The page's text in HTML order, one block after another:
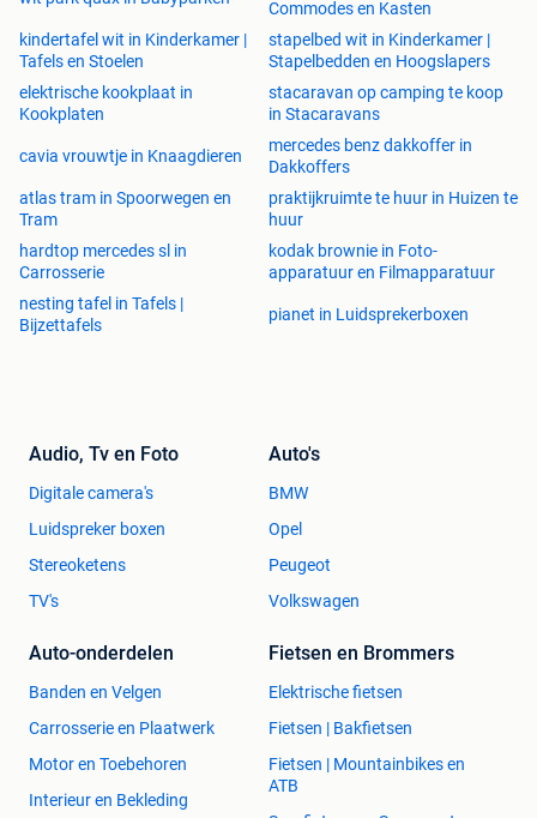
Commodes en Kasten
kindertafel wit in Kinderkamer |
Tafels en Stoelen
stapelbed wit in Kinderkamer |
Stapelbedden en Hoogslapers
elektrische kookplaat in
Kookplaten
stacaravan op camping te koop
in Stacaravans
cavia vrouwtje in Knaagdieren
mercedes benz dakkoffer in
Dakkoffers
atlas tram in Spoorwegen en
Tram
praktijkruimte te huur in Huizen te
huur
hardtop mercedes sl in
Carrosserie
kodak brownie in Foto-
apparatuur en Filmapparatuur
nesting tafel in Tafels |
Bijzettafels
pianet in Luidsprekerboxen
Audio, Tv en Foto
Digitale camera's
Luidspreker boxen
Stereoketens
TV's
Auto's
BMW
Opel
Peugeot
Volkswagen
Auto-onderdelen
Banden en Velgen
Carrosserie en Plaatwerk
Motor en Toebehoren
Interieur en Bekleding
Fietsen en Brommers
Elektrische fietsen
Fietsen | Bakfietsen
Fietsen | Mountainbikes en
ATB